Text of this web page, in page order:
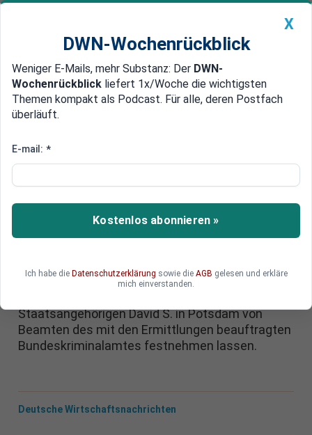
Newsticker MEIN DWN: Geldanlage Premium
Edelmetalle DWN-Magazin China
Generalbundesanwalt meldet
geheimdienstlicher
Agententätigkeit
Ermittlungsrichters des Bundesgerichtshofs
Staatsangehörigen David S. in Potsdam von
Beamten des mit den Ermittlungen beauftragten
Bundeskriminalamtes festnehmen lassen.
Deutsche Wirtschaftsnachrichten
X
DWN-Wochenrückblick
Weniger E-Mails, mehr Substanz: Der DWN-
Wochenrückblick liefert 1x/Woche die wichtigsten
Themen kompakt als Podcast. Für alle, deren Postfach
überläuft.
E-mail: *
Kostenlos abonnieren »
Ich habe die Datenschutzerklärung sowie die AGB gelesen und erkläre
mich einverstanden.